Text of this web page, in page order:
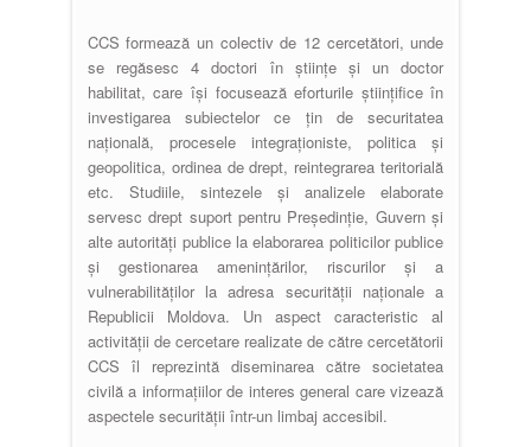
CCS formează un colectiv de 12 cercetători, unde
se regăsesc 4 doctori în științe și un doctor
habilitat, care își focusează eforturile științifice în
investigarea subiectelor ce țin de securitatea
națională, procesele integraționiste, politica și
geopolitica, ordinea de drept, reintegrarea teritorială
etc. Studiile, sintezele și analizele elaborate
servesc drept suport pentru Președinție, Guvern și
alte autorități publice la elaborarea politicilor publice
și gestionarea amenințărilor, riscurilor și a
vulnerabilităților la adresa securității naționale a
Republicii Moldova. Un aspect caracteristic al
activității de cercetare realizate de către cercetătorii
CCS îl reprezintă diseminarea către societatea
civilă a informațiilor de interes general care vizează
aspectele securității într-un limbaj accesibil.